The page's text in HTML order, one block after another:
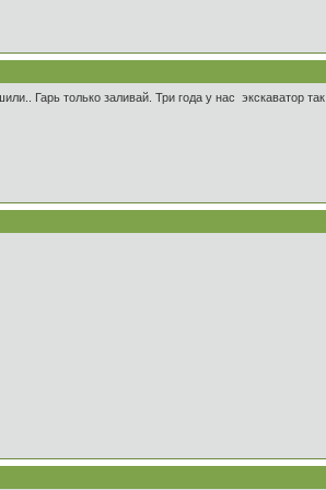
Гарь только заливай. Три года у нас экскаватор